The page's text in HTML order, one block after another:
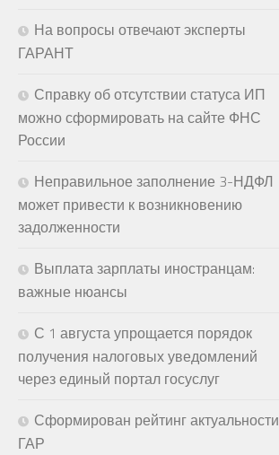
На вопросы отвечают эксперты
ГАРАНТ
Справку об отсутствии статуса ИП
можно сформировать на сайте ФНС
России
Неправильное заполнение 3-НДФЛ
может привести к возникновению
задолженности
Выплата зарплаты иностранцам:
важные нюансы
С 1 августа упрощается порядок
получения налоговых уведомлений
через единый портал госуслуг
Сформирован рейтинг актуальности
ГАР